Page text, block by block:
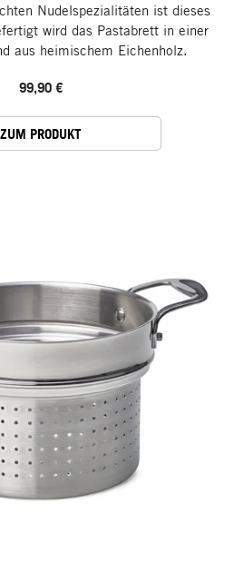
Nudelspezialitäten ist dieses
wird das Pastabrett in einer
aus heimischem Eichenholz.
99,90 €
ZUM PRODUKT